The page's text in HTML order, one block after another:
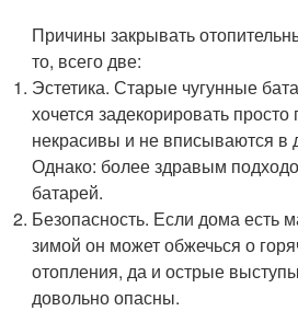
Причины закрывать
то, всего две:
Эстетика. Старые чугунные
хочется задекорировать просто
некрасивы и не вписываются в
Однако: более здравым
батарей.
Безопасность. Если дома есть
зимой он может обжечься о
отопления, да и острые
довольно опасны.